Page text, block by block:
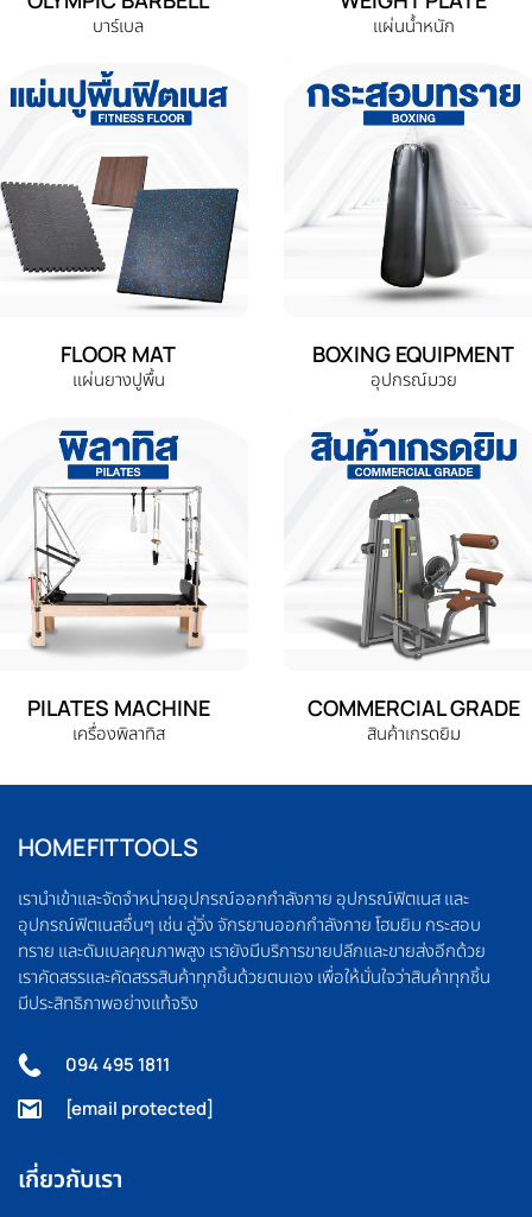
บาร์เบล แผ่นน้ำหนัก
FLOOR MAT
แผ่นยางปูพื้น
BOXING EQUIPMENT
อุปกรณ์มวย
PILATES MACHINE
เครื่องพิลาทิส
COMMERCIAL GRADE
สินค้าเกรดยิม
HOMEFITTOOLS
เรานำเข้าและจัดจำหน่ายอุปกรณ์ออกกำลังกาย อุปกรณ์ฟิตเนส และ
อุปกรณ์ฟิตเนสอื่นๆ เช่น ลู่วิ่ง จักรยานออกกำลังกาย โฮมยิม กระสอบ
ทราย และดัมเบลคุณภาพสูง เรายังมีบริการขายปลีกและขายส่งอีกด้วย
เราคัดสรรและคัดสรรสินค้าทุกชิ้นด้วยตนเอง เพื่อให้มั่นใจว่าสินค้าทุกชิ้น
มีประสิทธิภาพอย่างแท้จริง
094 495 1811
[email protected]
เกี่ยวกับเรา